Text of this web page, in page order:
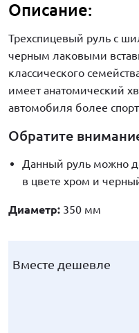
Описание:
Трехспицевый руль с
черным лаковыми
классического
имеет анатомический
автомобиля более
Обратите
Данный руль можно
в цвете хром и
Диаметр: 350 мм
Вместе дешевле